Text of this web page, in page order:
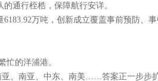
通行桎梏，保障航行安详。
万吨，创新成立覆盖事前预防、
忙的洋浦港。
、南亚、中东、南美……答案正一步步